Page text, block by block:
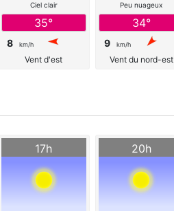
Ciel clair
35°
8 km/h
Vent d'est
Peu nuageux
34°
9 km/h
Vent du nord-est
17h 20h